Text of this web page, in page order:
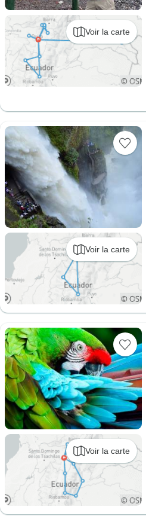
Voir la carte
Voir la carte
Voir la carte